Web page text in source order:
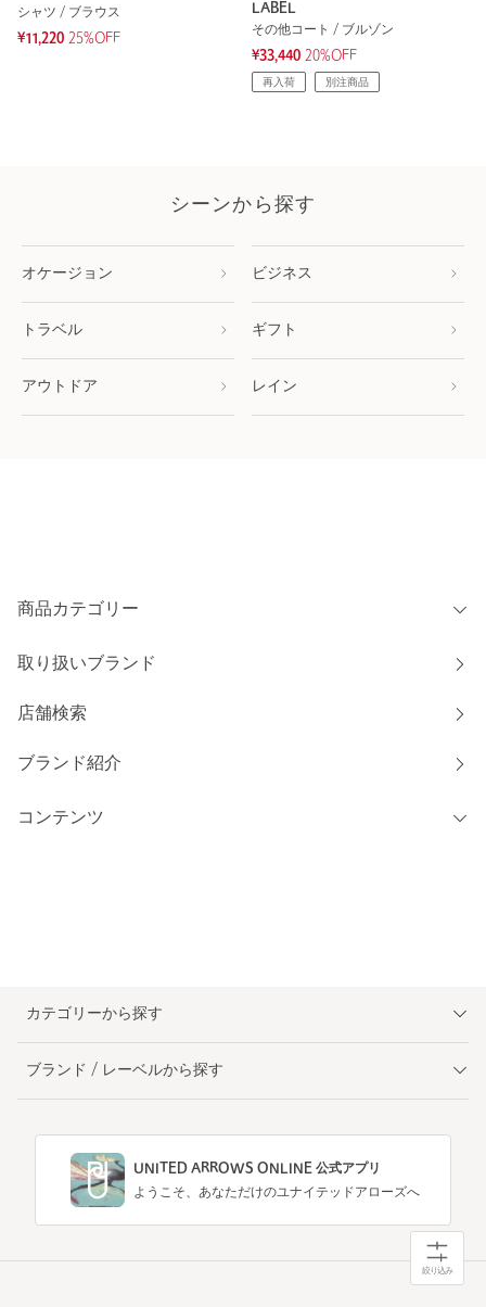
絞り込み
シャツ / ブラウス
¥11,220 25%OFF
LABEL
その他コート / ブルゾン
¥33,440 20%OFF
再入荷 別注商品
シーンから探す
オケージョン ビジネス
トラベル ギフト
アウトドア レイン
商品カテゴリー
取り扱いブランド
店舗検索
ブランド紹介
コンテンツ
カテゴリーから探す
ブランド / レーベルから探す
UNITED ARROWS ONLINE 公式アプリ
ようこそ、あなただけのユナイテッドアローズへ